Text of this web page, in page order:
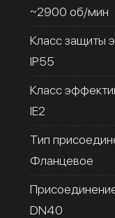
~2900 об/мин
Класс защиты
IP55
Класс
IE2
Тип
Фланцевое
DN40